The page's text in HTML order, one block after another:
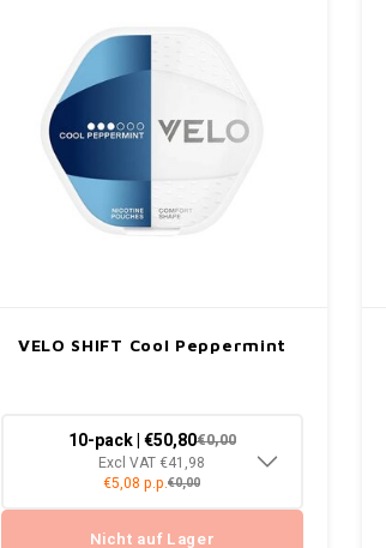
VELO SHIFT Cool Peppermint
10-pack | €50,80€0,00
Excl VAT €41,98
€5,08 p.p.€0,00
Nicht auf Lager